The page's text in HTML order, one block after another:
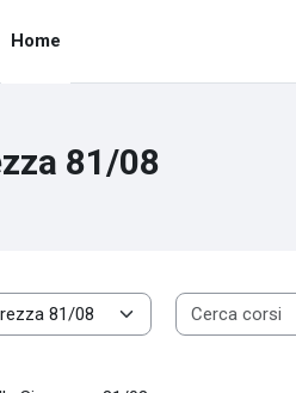
Home
81/08
di corso